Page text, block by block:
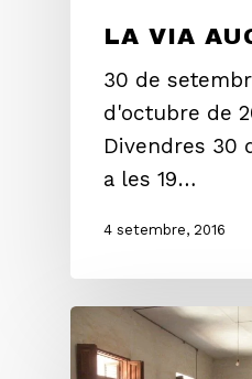
LA VIA
30 de
d'octubre de
Divendres 30
a les 19…
4 setembre, 2016